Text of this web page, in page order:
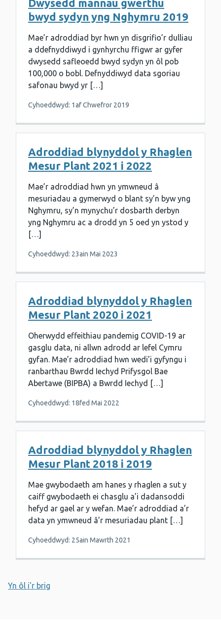
Dwysedd mannau gwerthu
bwyd sydyn yng Nghymru 2019
Mae’r adroddiad byr hwn yn disgrifio’r dulliau
a ddefnyddiwyd i gynhyrchu ffigwr ar gyfer
dwysedd safleoedd bwyd sydyn yn ôl pob
100,000 o bobl. Defnyddiwyd data sgoriau
safonau bwyd yr […]
Cyhoeddwyd: 1af Chwefror 2019
Adroddiad blynyddol y Rhaglen
Mesur Plant 2021 i 2022
Mae’r adroddiad hwn yn ymwneud â
mesuriadau a gymerwyd o blant sy’n byw yng
Nghymru, sy’n mynychu’r dosbarth derbyn
yng Nghymru ac a drodd yn 5 oed yn ystod y
[…]
Cyhoeddwyd: 23ain Mai 2023
Adroddiad blynyddol y Rhaglen
Mesur Plant 2020 i 2021
Oherwydd effeithiau pandemig COVID-19 ar
gasglu data, ni allwn adrodd ar lefel Cymru
gyfan. Mae’r adroddiad hwn wedi’i gyfyngu i
ranbarthau Bwrdd Iechyd Prifysgol Bae
Abertawe (BIPBA) a Bwrdd Iechyd […]
Cyhoeddwyd: 18fed Mai 2022
Adroddiad blynyddol y Rhaglen
Mesur Plant 2018 i 2019
Mae gwybodaeth am hanes y rhaglen a sut y
caiff gwybodaeth ei chasglu a’i dadansoddi
hefyd ar gael ar y wefan. Mae’r adroddiad a’r
data yn ymwneud â’r mesuriadau plant […]
Cyhoeddwyd: 25ain Mawrth 2021
Yn ôl i'r brig